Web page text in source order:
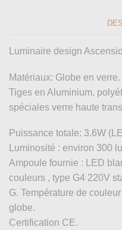
Luminaire design
Matériaux: Globe en
Tiges en Aluminium,
spéciales verre haute
Puissance totale: 3.6W
Luminosité : environ 300
Ampoule fournie : LED
couleurs , type G4 220V
G. Température de
globe.
Certification CE.